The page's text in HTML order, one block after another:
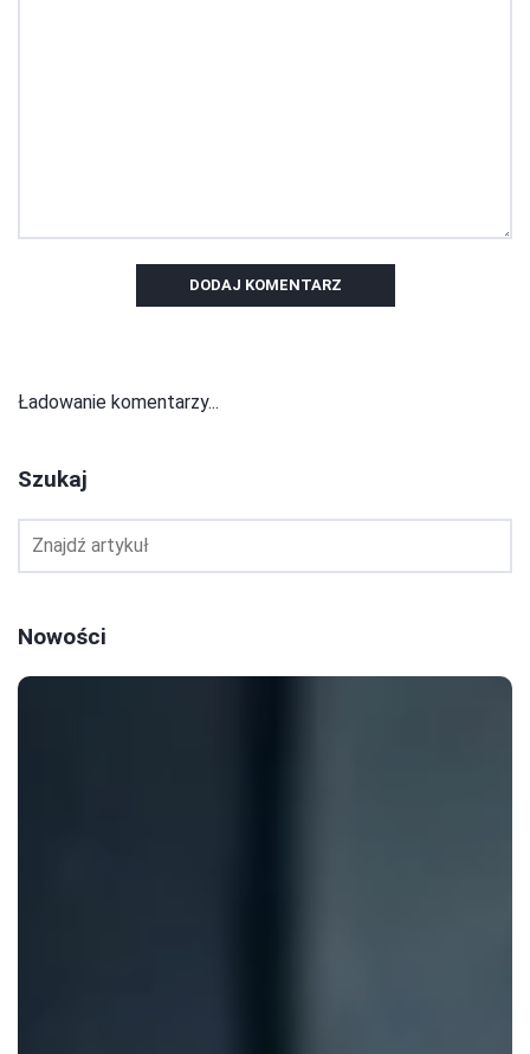
DODAJ KOMENTARZ
Ładowanie komentarzy...
Szukaj
Nowości